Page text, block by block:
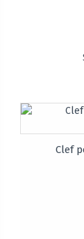
Clef